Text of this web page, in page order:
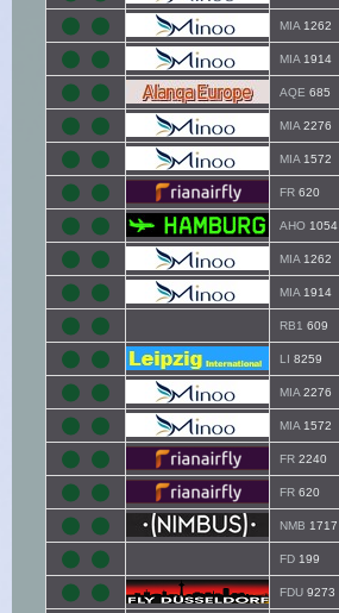
MIA 1262
MIA 1914
AQE 685
MIA 2276
MIA 1572
FR 620
AHO 1054
MIA 1262
MIA 1914
RB1 609
LI 8259
MIA 2276
MIA 1572
FR 2240
FR 620
NMB 1717
FD 199
FDU 9273